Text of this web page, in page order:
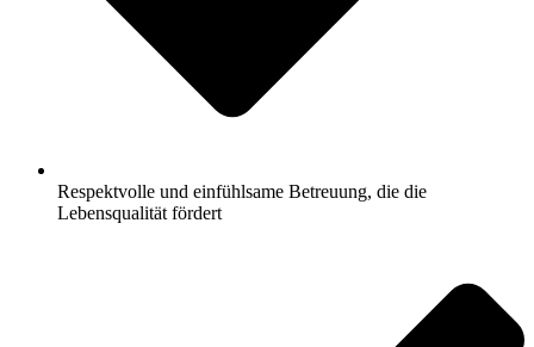
Respektvolle und einfühlsame Betreuung, die die
Lebensqualität fördert